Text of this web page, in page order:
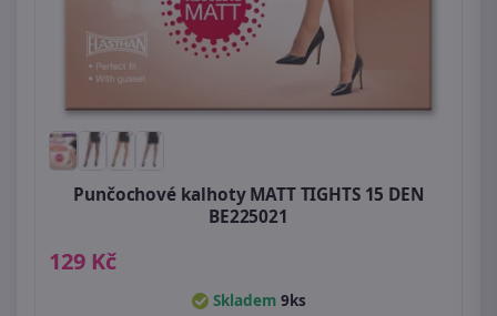
Punčochové kalhoty MATT TIGHTS 15 DEN
BE225021
129 Kč
Skladem 9ks